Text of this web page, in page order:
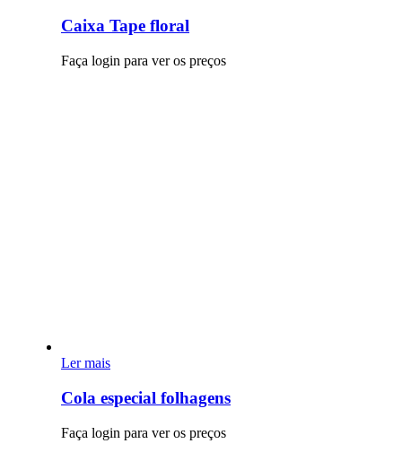
Sem Asa
Caixa Tape floral
Faça login para ver os preços
Ler mais
Cola especial folhagens
Faça login para ver os preços